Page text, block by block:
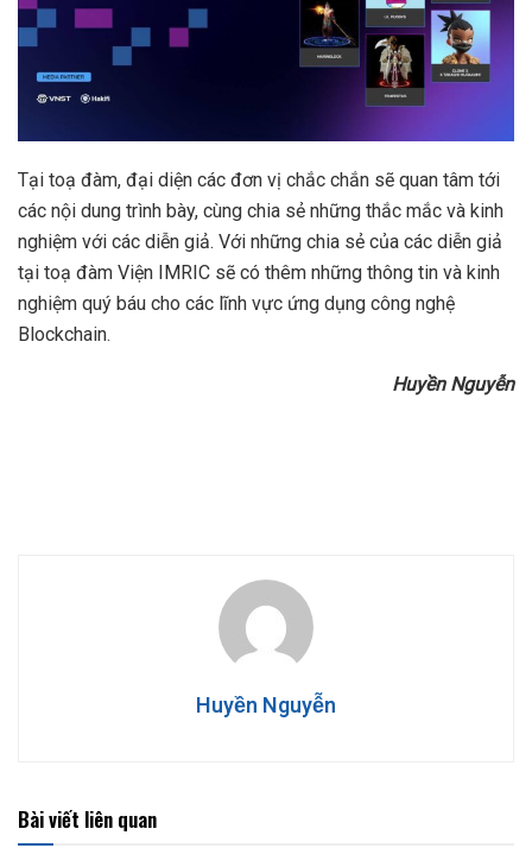
Tại toạ đàm, đại diện các đơn vị chắc chắn sẽ quan tâm tới
các nội dung trình bày, cùng chia sẻ những thắc mắc và kinh
nghiệm với các diễn giả. Với những chia sẻ của các diễn giả
tại toạ đàm Viện IMRIC sẽ có thêm những thông tin và kinh
nghiệm quý báu cho các lĩnh vực ứng dụng công nghệ
Blockchain.
Huyền Nguyễn
Huyền Nguyễn
Bài viết liên quan